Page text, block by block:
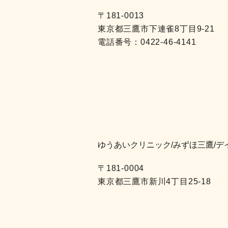
〒181-0013
東京都三鷹市下連雀8丁目9-21
電話番号： 0422-46-4141
ゆうあいクリニック/みずほ三鷹/デ
〒181-0004
東京都三鷹市新川4丁目25-18